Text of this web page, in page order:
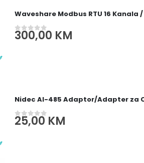
Waveshare Modbus RTU 16
0out of 5
300,00 KM
Nidec AI-485 Adaptor/Adapter za
0out of 5
25,00KM